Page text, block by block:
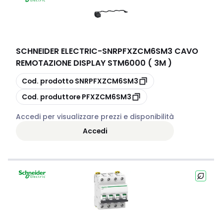
SCHNEIDER ELECTRIC-SNRPFXZCM6SM3 CAVO
REMOTAZIONE DISPLAY STM6000 ( 3M )
copia
Cod. prodotto SNRPFXZCM6SM3
copia
Cod. produttore PFXZCM6SM3
Accedi per visualizzare prezzi e disponibilità
Accedi